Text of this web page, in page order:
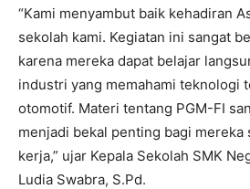
“Kami menyambut baik kehadiran
sekolah kami. Kegiatan ini sangat
karena mereka dapat belajar
industri yang memahami teknologi
otomotif. Materi tentang PGM-FI
menjadi bekal penting bagi mereka
kerja,” ujar Kepala Sekolah SMK
Ludia Swabra, S.Pd.